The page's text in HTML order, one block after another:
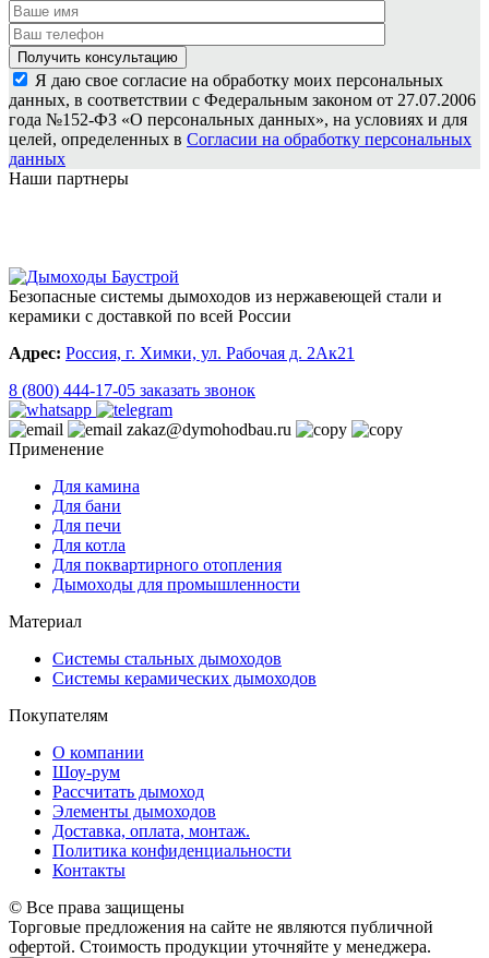
Я даю свое согласие на обработку моих персональных
данных, в соответствии с Федеральным законом от 27.07.2006
года №152-ФЗ «О персональных данных», на условиях и для
целей, определенных в Согласии на обработку персональных
данных
Наши партнеры
Безопасные системы дымоходов из нержавеющей стали и
керамики с доставкой по всей России
Адрес: Россия, г. Химки, ул. Рабочая д. 2Ак21
8 (800) 444-17-05 заказать звонок
zakaz@dymohodbau.ru
Применение
Для камина
Для бани
Для печи
Для котла
Для поквартирного отопления
Дымоходы для промышленности
Материал
Системы стальных дымоходов
Системы керамических дымоходов
Покупателям
О компании
Шоу-рум
Рассчитать дымоход
Элементы дымоходов
Доставка, оплата, монтаж.
Политика конфиденциальности
Контакты
© Все права защищены
Торговые предложения на сайте не являются публичной
офертой. Стоимость продукции уточняйте у менеджера.